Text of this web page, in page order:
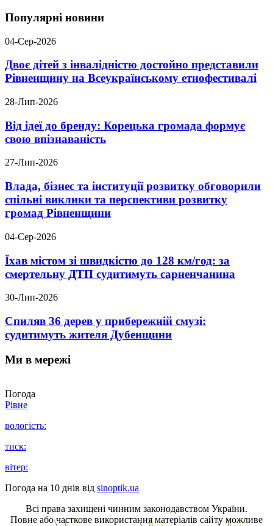
Популярні новини
04-Сер-2026
Двоє дітей з інвалідністю достойно представили
Рівненщину на Всеукраїнському етнофестивалі
28-Лип-2026
Від ідеї до бренду: Корецька громада формує
свою впізнаваність
27-Лип-2026
Влада, бізнес та інституції розвитку обговорили
спільні виклики та перспективи розвитку
громад Рівненщини
04-Сер-2026
Їхав містом зі швидкістю до 128 км/год: за
смертельну ДТП судитимуть сарненчанина
30-Лип-2026
Спиляв 36 дерев у прибережній смузі:
судитимуть жителя Дубенщини
Ми в мережі
Погода
Рівне
вологість:
тиск:
вітер:
Погода на 10 днів від sinoptik.ua
Всі права захищені чинним законодавством України.
Повне або часткове використання матеріалів сайту можливе